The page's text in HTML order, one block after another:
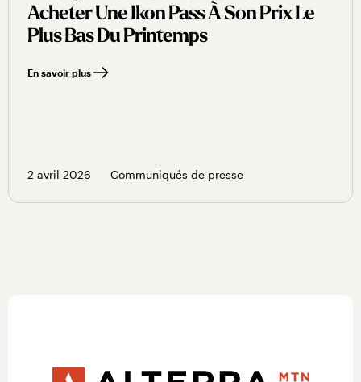
Acheter Une Ikon Pass À Son Prix Le
Plus Bas Du Printemps
En savoir plus
2 avril 2026 Communiqués de presse